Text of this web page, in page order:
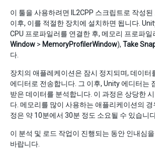
이 툴을 사용하려면 IL2CPP 스크립트로 작성
이후, 이를 적절한 장치에 설치하면 됩니다.
CPU 프로파일러를 연결한 후, 메모리 프로파일
Window > MemoryProfilerWindow), Take
다.
장치의 애플레케이션은 잠시 정지되며, 데이터
에디터로 전송합니다. 그 이후, Unity 에디터는
받은 데이터를 분석합니다. 이 과정은 상당한
다. 메모리를 많이 사용하는 애플리케이션의
정은 약 10분에서 30분 정도 소요될 수 있습니
이 분석 및 로드 작업이 진행되는 동안 인내심
바랍니다.